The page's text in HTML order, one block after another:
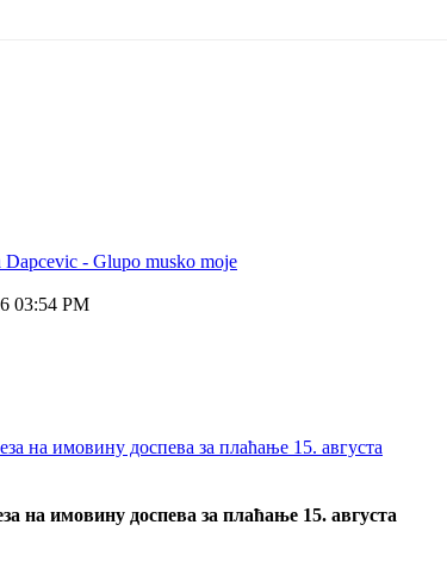
Dapcevic - Glupo musko moje
03:54 PM
на имовину доспева за плаћање 15. августа